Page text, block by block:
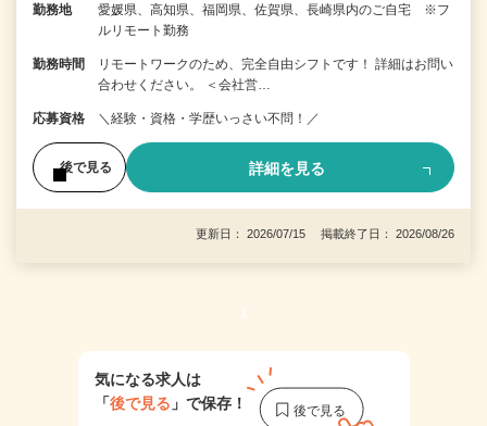
勤務地
愛媛県、高知県、福岡県、佐賀県、長崎県内のご自宅 ※フ
ルリモート勤務
勤務時間
リモートワークのため、完全自由シフトです！ 詳細はお問い
合わせください。 ＜会社営…
応募資格 ＼経験・資格・学歴いっさい不問！／
後で見る 詳細を見る
更新日： 2026/07/15 掲載終了日： 2026/08/26
1
気になる求人は
「後で見る 」で保存！